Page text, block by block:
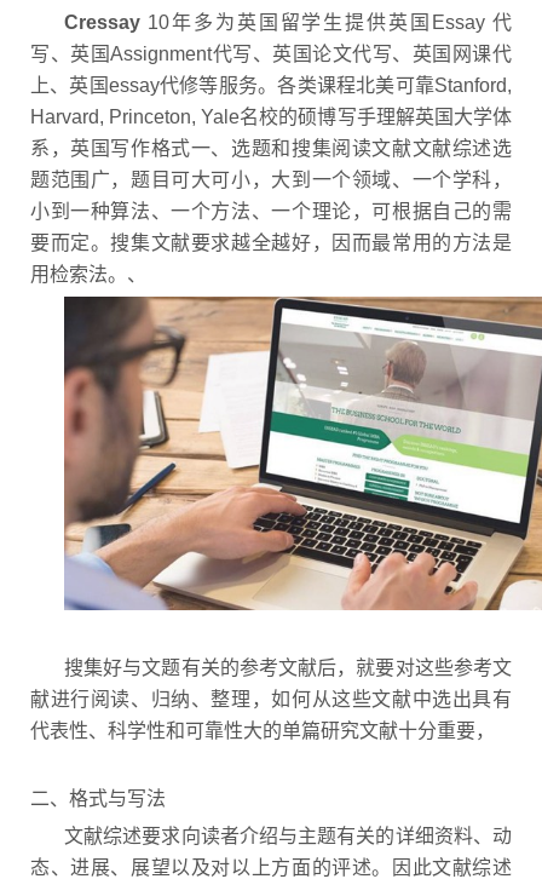
Cressay 10年多为英国留学生提供英国Essay 代
写、英国Assignment代写、英国论文代写、英国网课代
上、英国essay代修等服务。各类课程北美可靠Stanford,
Harvard, Princeton, Yale名校的硕博写手理解英国大学体
系，英国写作格式一、选题和搜集阅读文献文献综述选
题范围广，题目可大可小，大到一个领域、一个学科，
小到一种算法、一个方法、一个理论，可根据自己的需
要而定。搜集文献要求越全越好，因而最常用的方法是
用检索法。、
搜集好与文题有关的参考文献后，就要对这些参考文
献进行阅读、归纳、整理，如何从这些文献中选出具有
代表性、科学性和可靠性大的单篇研究文献十分重要，
二、格式与写法
文献综述要求向读者介绍与主题有关的详细资料、动
态、进展、展望以及对以上方面的评述。因此文献综述